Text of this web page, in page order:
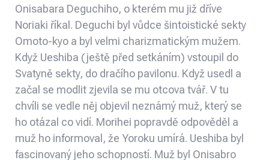
Onisabara Deguchiho, o kterém mu již dříve
Noriaki říkal. Deguchi byl vůdce šintoistické sekty
Omoto-kyo a byl velmi charizmatickým mužem.
Když Ueshiba (ještě před setkáním) vstoupil do
Svatyně sekty, do dračího pavilonu. Když usedl a
začal se modlit zjevila se mu otcova tvář. V tu
chvíli se vedle něj objevil neznámý muž, který se
ho otázal co vidí. Morihei popravdě odpověděl a
muž ho informoval, že Yoroku umírá. Ueshiba byl
fascinovaný jeho schopností. Muž byl Onisabro